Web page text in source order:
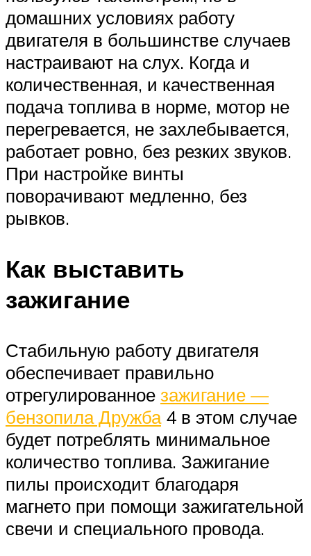
домашних условиях работу
двигателя в большинстве случаев
настраивают на слух. Когда и
количественная, и качественная
подача топлива в норме, мотор не
перегревается, не захлебывается,
работает ровно, без резких звуков.
При настройке винты
поворачивают медленно, без
рывков.
Как выставить
зажигание
Стабильную работу двигателя
обеспечивает правильно
отрегулированное зажигание —
бензопила Дружба4 в этом случае
будет потреблять минимальное
количество топлива. Зажигание
пилы происходит благодаря
магнето при помощи зажигательной
свечи и специального провода.